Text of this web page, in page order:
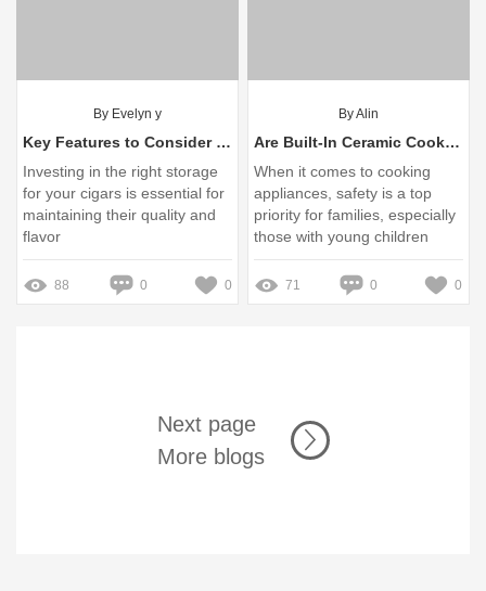
By Evelyn y
Key Features to Consider When Buying Cigar Cabinets
Investing in the right storage
for your cigars is essential for
maintaining their quality and
flavor
88 0 0
By Alin
Are Built-In Ceramic Cooktops Safe for Families with Young Children?
When it comes to cooking
appliances, safety is a top
priority for families, especially
those with young children
71 0 0
Next page
More blogs